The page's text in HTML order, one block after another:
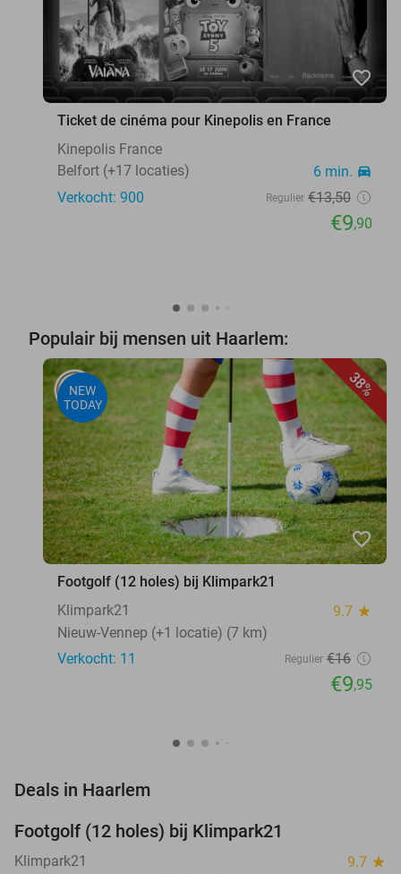
favorite_border
Ticket de cinéma pour Kinepolis en France
Kinepolis France
Belfort (+17 locaties)
6 min. directions_car
Verkocht: 900 Regulier €13,50
€9,90
Populair bij mensen uit Haarlem:
38%
NEW
TODAY
favorite_border
Footgolf (12 holes) bij Klimpark21
Klimpark21
9.7 star
Nieuw-Vennep (+1 locatie) (7 km)
Verkocht: 11
Regulier €16
€9,95
Deals in Haarlem
NEW
TODAY
Footgolf (12 holes) bij Klimpark21
Klimpark21 9.7 star